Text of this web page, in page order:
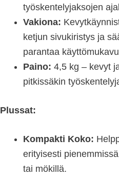
työskentelyjaksojen
Vakiona:
ketjun sivukiristys ja
parantaa
Paino: 4,5 kg – kevyt
pitkissäkin
Plussat:
Kompakti Koko:
erityisesti
tai mökillä.